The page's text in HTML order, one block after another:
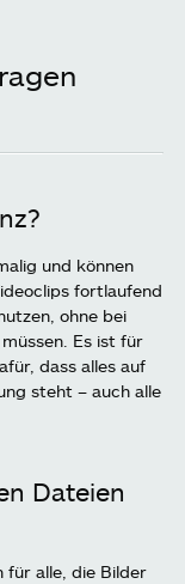
und können
fortlaufend
ohne bei
Es ist für
dass alles auf
steht – auch alle
Dateien
für alle, die Bilder